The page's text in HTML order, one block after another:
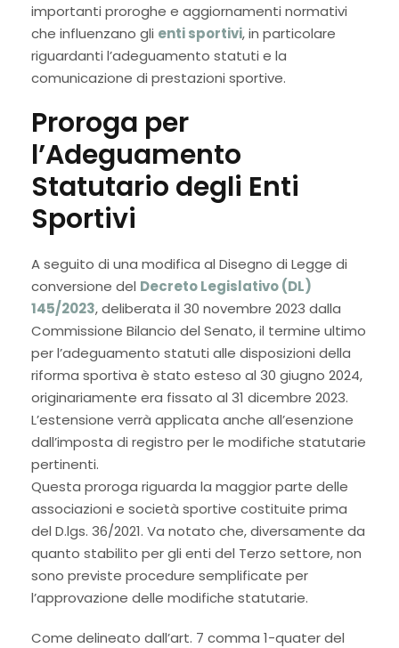
importanti proroghe e aggiornamenti normativi
che influenzano gli enti sportivi, in particolare
riguardanti l’adeguamento statuti e la
comunicazione di prestazioni sportive.
Proroga per
l’Adeguamento
Statutario degli Enti
Sportivi
A seguito di una modifica al Disegno di Legge di
conversione del Decreto Legislativo (DL)
145/2023, deliberata il 30 novembre 2023 dalla
Commissione Bilancio del Senato, il termine ultimo
per l’adeguamento statuti alle disposizioni della
riforma sportiva è stato esteso al 30 giugno 2024,
originariamente era fissato al 31 dicembre 2023.
L’estensione verrà applicata anche all’esenzione
dall’imposta di registro per le modifiche statutarie
pertinenti.
Questa proroga riguarda la maggior parte delle
associazioni e società sportive costituite prima
del D.lgs. 36/2021. Va notato che, diversamente da
quanto stabilito per gli enti del Terzo settore, non
sono previste procedure semplificate per
l’approvazione delle modifiche statutarie.
Come delineato dall’art. 7 comma 1-quater del